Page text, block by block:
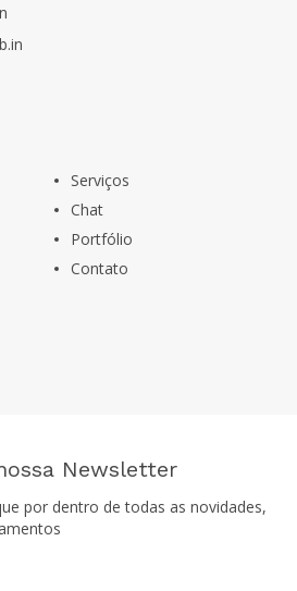
Serviços
Chat
Portfólio
Contato
Newsletter
por dentro de todas as novidades,